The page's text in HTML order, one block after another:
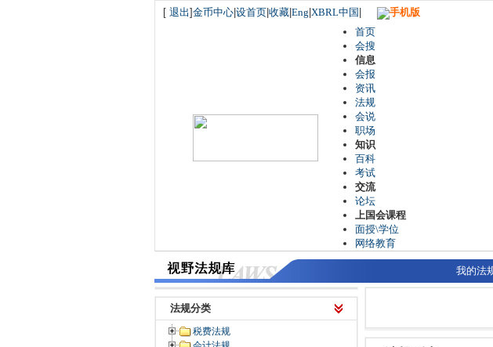
[ 退出]金币中心 设首页 收藏 Eng XBRL中国
手机版
首页
会搜
信息
会报
资讯
法规
会说
职场
知识
百科
考试
交流
论坛
上国会课程
面授\学位
网络教育
我的法
法规分类
税费法规